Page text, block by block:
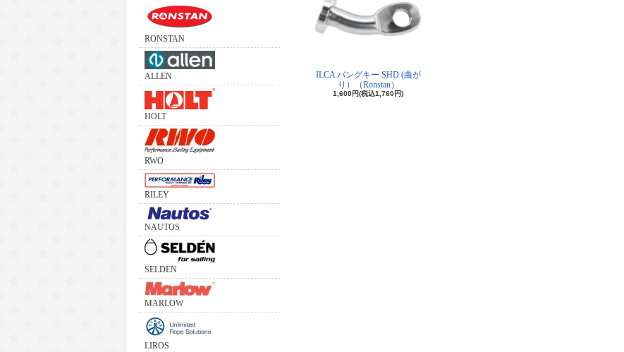
RONSTAN
ALLEN
HOLT
RWO
RILEY
NAUTOS
SELDEN
MARLOW
LIROS
ILCA バングキー SHD (曲が
り）（Ronstan）
1,600円(税込1,760円)